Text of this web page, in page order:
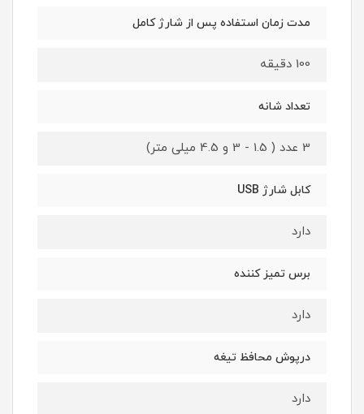
مدت زمان استفاده پس از شارژ کامل
100 دقیقه
تعداد شانه
3 عدد ( 1.5 - 3 و 4.5 میلی متر)
کابل شارژ USB
دارد
برس تمیز کننده
دارد
درپوش محافظ تیغه
دارد